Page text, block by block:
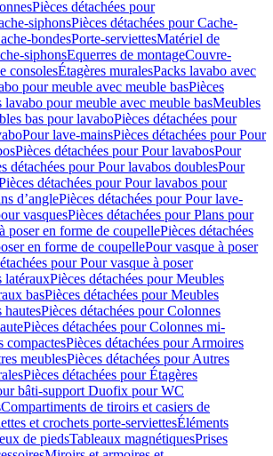
Pièces détachées pour
siphonsPièces détachées pour Cache-
bondesPorte-serviettesMatériel de
siphonsEquerres de montageCouvre-
consolesÉtagères muralesPacks lavabo avec
pour meuble avec meuble basPièces
lavabo pour meuble avec meuble basMeubles
bas pour lavaboPièces détachées pour
Pour lave-mainsPièces détachées pour Pour
Pièces détachées pour Pour lavabosPour
détachées pour Pour lavabos doublesPour
détachées pour Pour lavabos pour
d’anglePièces détachées pour Pour lave-
vasquesPièces détachées pour Plans pour
poser en forme de coupellePièces détachées
en forme de coupellePour vasque à poser
pour Pour vasque à poser
latérauxPièces détachées pour Meubles
basPièces détachées pour Meubles
hautesPièces détachées pour Colonnes
Pièces détachées pour Colonnes mi-
compactesPièces détachées pour Armoires
meublesPièces détachées pour Autres
Pièces détachées pour Étagères
bâti-support Duofix pour WC
Compartiments de tiroirs et casiers de
et crochets porte-serviettesÉléments
de piedsTableaux magnétiquesPrises